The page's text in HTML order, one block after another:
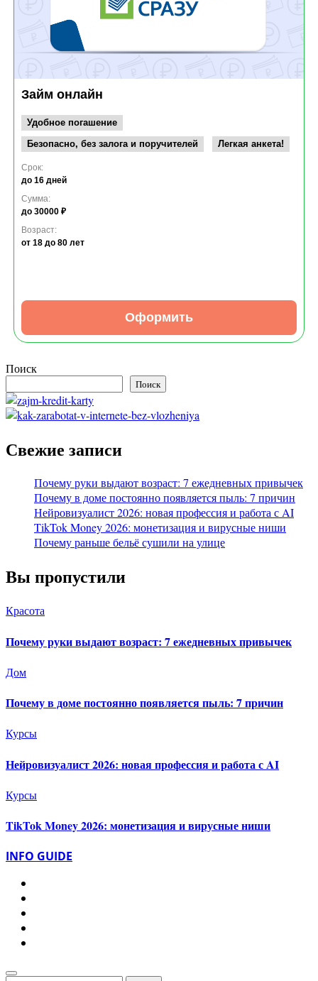
Займ онлайн
Удобное погашение
Безопасно, без залога и поручителей
Легкая анкета!
Срок:
до 16 дней
Сумма:
до 30000 ₽
Возраст:
от 18 до 80 лет
Оформить
Поиск
Поиск
Свежие записи
Почему руки выдают возраст: 7 ежедневных привычек
Почему в доме постоянно появляется пыль: 7 причин
Нейровизуалист 2026: новая профессия и работа с AI
TikTok Money 2026: монетизация и вирусные ниши
Почему раньше бельё сушили на улице
Вы пропустили
Красота
Почему руки выдают возраст: 7 ежедневных привычек
Дом
Почему в доме постоянно появляется пыль: 7 причин
Курсы
Нейровизуалист 2026: новая профессия и работа с AI
Курсы
TikTok Money 2026: монетизация и вирусные ниши
INFO GUIDE